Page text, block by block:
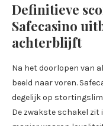
Definitieve
Safecasino
achterblijft
Na het doorlopen van
beeld naar voren.
degelijk op
De zwakste schakel zit